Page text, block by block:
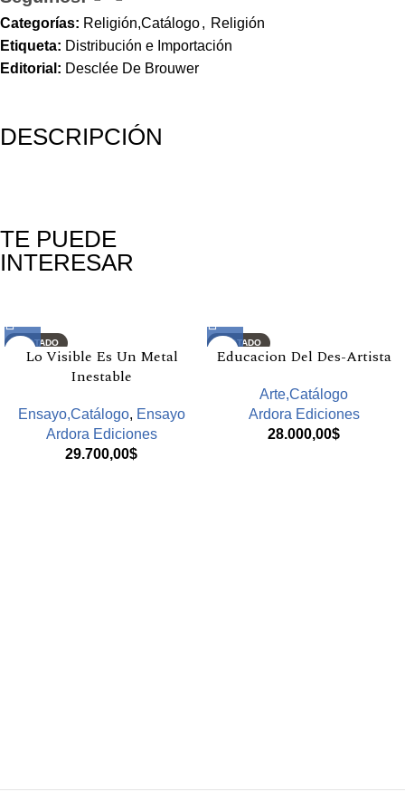
Categorías: Religión,Catálogo, Religión
Etiqueta: Distribución e Importación
Editorial: Desclée De Brouwer
DESCRIPCIÓN
TE PUEDE
INTERESAR
AGOTADO
Lo Visible Es Un Metal
Inestable
Ensayo,Catálogo, Ensayo
Ardora Ediciones
29.700,00$
AGOTADO
Educacion Del Des-Artista
Arte,Catálogo
Ardora Ediciones
28.000,00$